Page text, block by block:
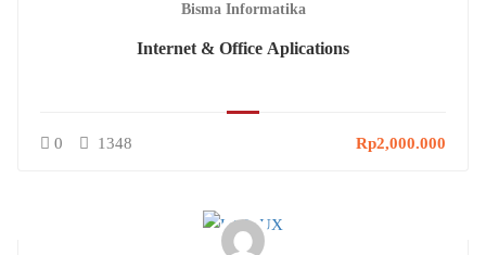
Bisma Informatika
Internet & Office Aplications
0 1348 Rp2,000.000